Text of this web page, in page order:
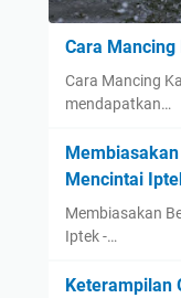
Cara Mancing
Cara Mancing
mendapatkan…
Mencintai
Membiasakan
Iptek -…
Keterampilan